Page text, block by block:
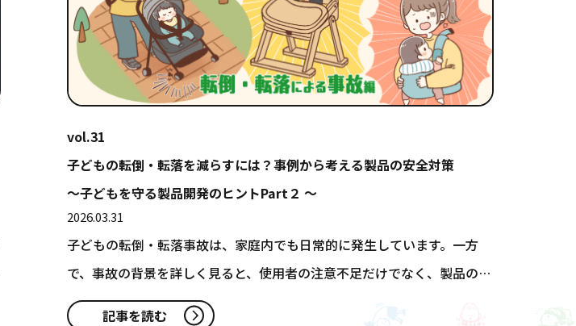
vol.31
子どもの転倒・転落を減らすには？事例から考える製品の安全対策
〜子どもを守る製品開発のヒントPart２ 〜
2026.03.31
子どもの転倒・転落事故は、家庭内でも日常的に発生しています。一方
で、事故の背景を詳しく見ると、使用者の注意不足だけでなく、製品の構
造や部…
記事を読む